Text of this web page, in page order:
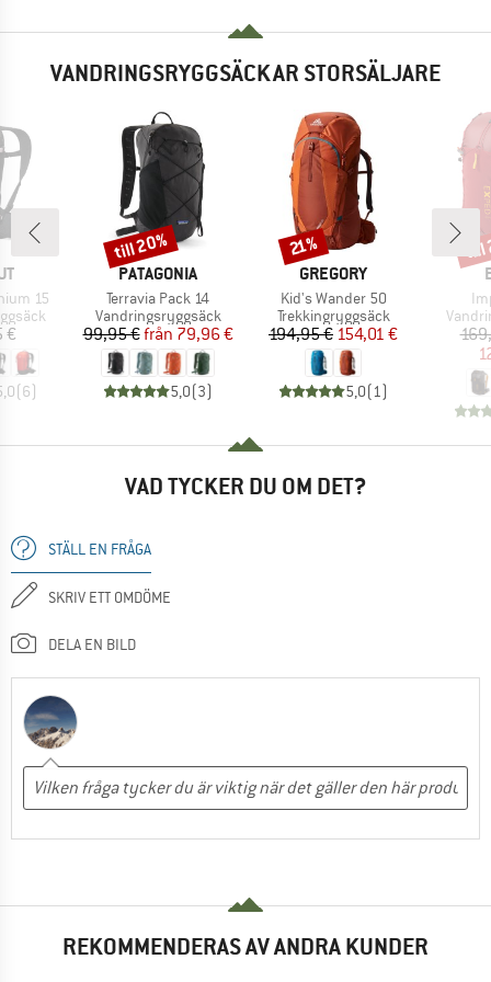
VANDRINGSRYGGSÄCKAR STORSÄLJARE
15
€
(6)
VARUMÄRKE
PATAGONIA
Produkter
Terravia Pack 14
Produktgrupp
Vandringsryggsäck
Pris
99,95 € Reducerat pris
från 79,96 €
5,0(3)
Rabatt
till 20%
VARUMÄRKE
GREGORY
Produkter
Kid's Wander 50
Produktgrupp
Trekkingryggsäck
Pris
194,95 €Reducerat pris
154,01 €
5,0(1)
Rabatt
21%
VAD TYCKER DU OM DET?
STÄLL EN FRÅGA
SKRIV ETT OMDÖME
DELA EN BILD
REKOMMENDERAS AV ANDRA KUNDER